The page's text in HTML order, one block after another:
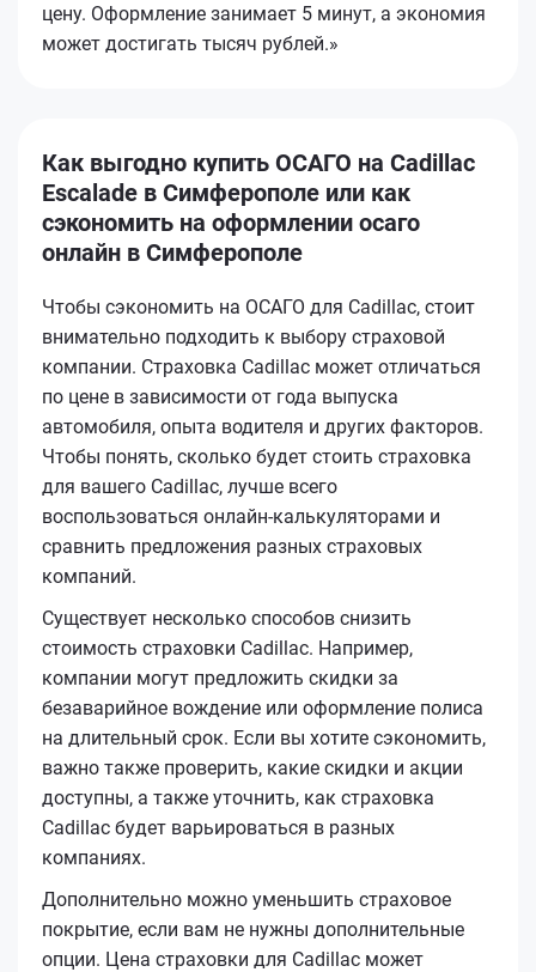
цену. Оформление занимает 5 минут, а экономия
может достигать тысяч рублей.»
Как выгодно купить ОСАГО на Cadillac
Escalade в Симферополе или как
сэкономить на оформлении осаго
онлайн в Симферополе
Чтобы сэкономить на ОСАГО для Cadillac, стоит
внимательно подходить к выбору страховой
компании. Страховка Cadillac может отличаться
по цене в зависимости от года выпуска
автомобиля, опыта водителя и других факторов.
Чтобы понять, сколько будет стоить страховка
для вашего Cadillac, лучше всего
воспользоваться онлайн-калькуляторами и
сравнить предложения разных страховых
компаний.
Существует несколько способов снизить
стоимость страховки Cadillac. Например,
компании могут предложить скидки за
безаварийное вождение или оформление полиса
на длительный срок. Если вы хотите сэкономить,
важно также проверить, какие скидки и акции
доступны, а также уточнить, как страховка
Cadillac будет варьироваться в разных
компаниях.
Дополнительно можно уменьшить страховое
покрытие, если вам не нужны дополнительные
опции. Цена страховки для Cadillac может